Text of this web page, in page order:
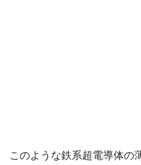
このような鉄系超電導体の